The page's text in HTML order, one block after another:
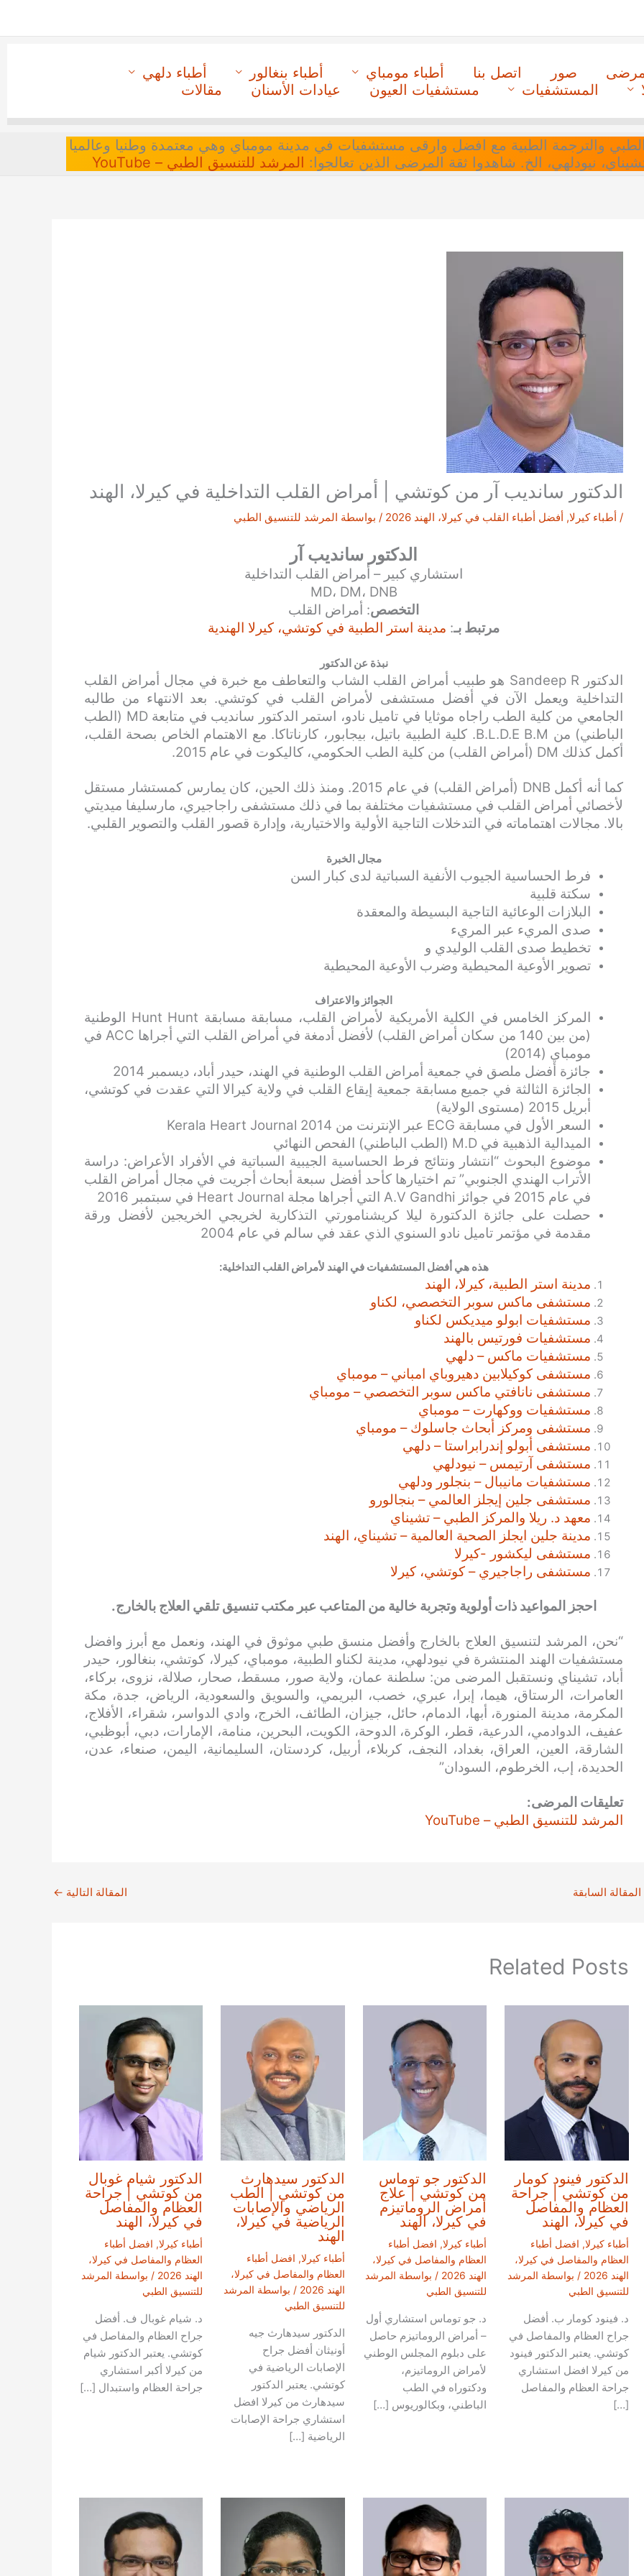
صور اتصل بنا أطباء مومباي أطباء بنغالور
أطباء دلهي
المستشفيات مستشفيات العيون عيادات الأسنان مقالات
الطبي والترجمة الطبية مع افضل وارقى مستشفيات في مدينة مومباي وهي معتمدة وطنيا وعالميا
تشيناي، نيودلهي، الخ. شاهدوا ثقة المرضى الذين تعالجوا: المرشد للتنسيق الطبي – YouTube
الدكتور سانديب آر من كوتشي | أمراض القلب التداخلية في كيرلا، الهند
/ أطباء كيرلا, أفضل أطباء القلب في كيرلا، الهند 2026 / بواسطة المرشد للتنسيق الطبي
الدكتور سانديب آر
استشاري كبير – أمراض القلب التداخلية
MD، DM، DNB
التخصص: أمراض القلب
مرتبط بـ: مدينة استر الطبية في كوتشي، كيرلا الهندية
نبذة عن الدكتور
الدكتور Sandeep R هو طبيب أمراض القلب الشاب والتعاطف مع خبرة في مجال أمراض القلب
التداخلية ويعمل الآن في أفضل مستشفى لأمراض القلب في كوتشي. بعد الانتهاء من طالبه
الجامعي من كلية الطب راجاه موثايا في تاميل نادو، استمر الدكتور سانديب في متابعة MD (الطب
الباطني) من B.L.D.E B.M. كلية الطبية باتيل، بيجابور، كارناتاكا. مع الاهتمام الخاص بصحة القلب،
أكمل كذلك DM (أمراض القلب) من كلية الطب الحكومي، كاليكوت في عام 2015.
كما أنه أكمل DNB (أمراض القلب) في عام 2015. ومنذ ذلك الحين، كان يمارس كمستشار مستقل
لأخصائي أمراض القلب في مستشفيات مختلفة بما في ذلك مستشفى راجاجيري، مارسليفا ميديتي
بالا. مجالات اهتماماته في التدخلات التاجية الأولية والاختيارية، وإدارة قصور القلب والتصوير القلبي.
مجال الخبرة
فرط الحساسية الجيوب الأنفية السباتية لدى كبار السن
سكتة قلبية
البلازات الوعائية التاجية البسيطة والمعقدة
صدى المريء عبر المريء
تخطيط صدى القلب الوليدي و
تصوير الأوعية المحيطية وضرب الأوعية المحيطية
الجوائز والاعتراف
المركز الخامس في الكلية الأمريكية لأمراض القلب، مسابقة مسابقة Hunt Hunt الوطنية
(من بين 140 من سكان أمراض القلب) لأفضل أدمغة في أمراض القلب التي أجراها ACC في
مومباي (2014)
جائزة أفضل ملصق في جمعية أمراض القلب الوطنية في الهند، حيدر أباد، ديسمبر 2014
الجائزة الثالثة في جميع مسابقة جمعية إيقاع القلب في ولاية كيرالا التي عقدت في كوتشي،
أبريل 2015 (مستوى الولاية)
السعر الأول في مسابقة ECG عبر الإنترنت من Kerala Heart Journal 2014
الميدالية الذهبية في M.D (الطب الباطني) الفحص النهائي
موضوع البحوث “انتشار ونتائج فرط الحساسية الجيبية السباتية في الأفراد الأعراض: دراسة
الأتراب الهندي الجنوبي” تم اختيارها كأحد أفضل سبعة أبحاث أجريت في مجال أمراض القلب
في عام 2015 في جوائز A.V Gandhi التي أجراها مجلة Heart Journal في سبتمبر 2016
حصلت على جائزة الدكتورة ليلا كريشنامورتي التذكارية لخريجي الخريجين لأفضل ورقة
مقدمة في مؤتمر تاميل نادو السنوي الذي عقد في سالم في عام 2004
هذه هي أفضل المستشفيات في الهند لأمراض القلب التداخلية:
مدينة استر الطبية، كيرلا، الهند
مستشفى ماكس سوبر التخصصي، لكناو
مستشفيات ابولو ميديكس لكناو
مستشفيات فورتيس بالهند
مستشفيات ماكس – دلهي
مستشفى كوكيلابين دهيروباي امباني – مومباي
مستشفى نانافتي ماكس سوبر التخصصي – مومباي
مستشفيات ووكهارت – مومباي
مستشفى ومركز أبحاث جاسلوك – مومباي
مستشفى أبولو إندرابراستا – دلهي
مستشفى آرتيمس – نيودلهي
مستشفيات مانيبال – بنجلور ودلهي
مستشفى جلين إيجلز العالمي – بنجالورو
معهد د. ريلا والمركز الطبي – تشيناي
مدينة جلين ايجلز الصحية العالمية – تشيناي، الهند
مستشفى ليكشور -كيرلا
مستشفى راجاجيري – كوتشي، كيرلا
احجز المواعيد ذات أولوية وتجربة خالية من المتاعب عبر مكتب تنسيق تلقي العلاج بالخارج.
“نحن، المرشد لتنسيق العلاج بالخارج وأفضل منسق طبي موثوق في الهند، ونعمل مع أبرز وافضل
مستشفيات الهند المنتشرة في نيودلهي، مدينة لكناو الطبية، مومباي، كيرلا، كوتشي، بنغالور، حيدر
أباد، تشيناي ونستقبل المرضى من: سلطنة عمان، ولاية صور، مسقط، صحار، صلالة، نزوى، بركاء،
العامرات، الرستاق، هيما، إبرا، عبري، خصب، البريمي، والسويق والسعودية، الرياض، جدة، مكة
المكرمة، مدينة المنورة، أبها، الدمام، حائل، جيزان، الطائف، الخرج، وادي الدواسر، شقراء، الأفلاج،
عفيف، الدوادمي، الدرعية، قطر، الوكرة، الدوحة، الكويت، البحرين، منامة، الإمارات، دبي، أبوظبي،
الشارقة، العين، العراق، بغداد، النجف، كربلاء، أربيل، كردستان، السليمانية، اليمن، صنعاء، عدن،
الحديدة، إب، الخرطوم، السودان”
تعليقات المرضى:
المرشد للتنسيق الطبي – YouTube
المقالة السابقة المقالة التالية ←
Related Posts
الدكتور فينود كومار
من كوتشي | جراحة
العظام والمفاصل
في كيرلا، الهند
أطباء كيرلا, افضل أطباء
العظام والمفاصل في كيرلا،
الهند 2026
/ بواسطة المرشد
للتنسيق الطبي
د. فينود كومار ب. أفضل
جراح العظام والمفاصل في
كوتشي. يعتبر الدكتور فينود
من كيرلا افضل استشاري
جراحة العظام والمفاصل
[…]
الدكتور جو توماس
من كوتشي | علاج
أمراض الروماتيزم
في كيرلا، الهند
أطباء كيرلا, افضل أطباء
العظام والمفاصل في كيرلا،
الهند 2026
/ بواسطة المرشد
للتنسيق الطبي
د. جو توماس استشاري أول
– أمراض الروماتيزم حاصل
على دبلوم المجلس الوطني
لأمراض الروماتيزم،
ودكتوراه في الطب
الباطني، وبكالوريوس […]
الدكتور سيدهارث
من كوتشي | الطب
الرياضي والإصابات
الرياضية في كيرلا،
الهند
أطباء كيرلا, افضل أطباء
العظام والمفاصل في كيرلا،
الهند 2026
/ بواسطة المرشد
للتنسيق الطبي
الدكتور سيدهارث جيه
أونيثان أفضل جراح
الإصابات الرياضية في
كوتشي. يعتبر الدكتور
سيدهارث من كيرلا افضل
استشاري جراحة الإصابات
الرياضية […]
الدكتور شيام غوبال
من كوتشي | جراحة
العظام والمفاصل
في كيرلا، الهند
أطباء كيرلا, افضل أطباء
العظام والمفاصل في كيرلا،
الهند 2026
/ بواسطة المرشد
للتنسيق الطبي
د. شيام غوبال ف. أفضل
جراح العظام والمفاصل في
كوتشي. يعتبر الدكتور شيام
من كيرلا أكبر استشاري
جراحة العظام واستبدال […]